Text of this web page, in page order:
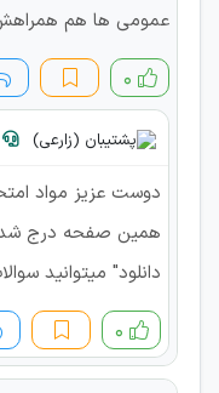
عمومی ها هم
۰
دوست عزیز مواد
همین صفحه درج
دانلود" میتوانید
۰